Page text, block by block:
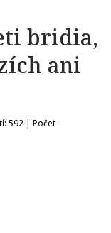
bridia,
ani
592 | Počet